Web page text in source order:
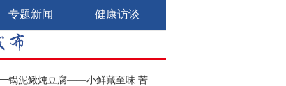
专题新闻 健康访谈
锅泥鳅炖豆腐——小鲜藏至味 苦···